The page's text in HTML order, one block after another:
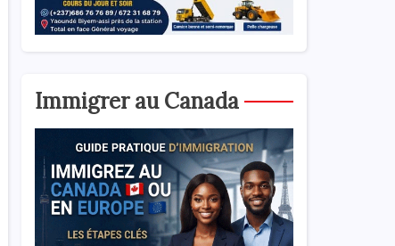
Immigrer au Canada